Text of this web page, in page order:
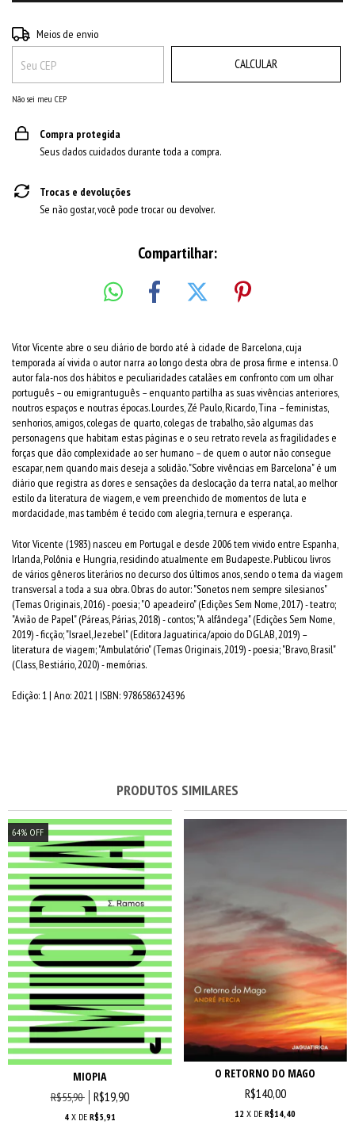
Entregas para o CEP:
Meios de envio
CALCULAR
Não sei meu CEP
Compra protegida
Seus dados cuidados durante toda a compra.
Trocas e devoluções
Se não gostar, você pode trocar ou devolver.
Compartilhar:
Vitor Vicente abre o seu diário de bordo até à cidade de Barcelona, cuja
temporada aí vivida o autor narra ao longo desta obra de prosa firme e intensa. O
autor fala-nos dos hábitos e peculiaridades catalães em confronto com um olhar
português – ou emigrantuguês – enquanto partilha as suas vivências anteriores,
noutros espaços e noutras épocas. Lourdes, Zé Paulo, Ricardo, Tina – feministas,
senhorios, amigos, colegas de quarto, colegas de trabalho, são algumas das
personagens que habitam estas páginas e o seu retrato revela as fragilidades e
forças que dão complexidade ao ser humano – de quem o autor não consegue
escapar, nem quando mais deseja a solidão. "Sobre vivências em Barcelona" é um
diário que registra as dores e sensações da deslocação da terra natal, ao melhor
estilo da literatura de viagem, e vem preenchido de momentos de luta e
mordacidade, mas também é tecido com alegria, ternura e esperança.
Vitor Vicente (1983) nasceu em Portugal e desde 2006 tem vivido entre Espanha,
Irlanda, Polônia e Hungria, residindo atualmente em Budapeste. Publicou livros
de vários gêneros literários no decurso dos últimos anos, sendo o tema da viagem
transversal a toda a sua obra. Obras do autor: "Sonetos nem sempre silesianos"
(Temas Originais, 2016) - poesia; "O apeadeiro" (Edições Sem Nome, 2017) - teatro;
"Avião de Papel" (Páreas, Párias, 2018) - contos; "A alfândega" (Edições Sem Nome,
2019) - ficção; "Israel, Jezebel" (Editora Jaguatirica/apoio do DGLAB, 2019) –
literatura de viagem; "Ambulatório" (Temas Originais, 2019) - poesia; "Bravo, Brasil"
(Class, Bestiário, 2020) - memórias.
Edição: 1 | Ano: 2021 | ISBN: 9786586324396
PRODUTOS SIMILARES
64% OFF
MIOPIA
R$55,90 R$19,90
4 X DE R$5,91
O RETORNO DO MAGO
R$140,00
12 X DER$14,40